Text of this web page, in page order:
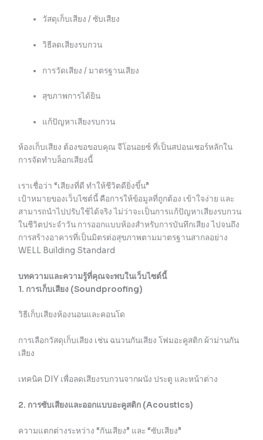
วัสดุเก็บเสียง / ซับเสียง
วิธีลดเสียงรบกวน
การวัดเสียง / มาตรฐานเสียง
สุขภาพการได้ยิน
แก้ปัญหาเสียงรบกวน
ห้องเก็บเสียง ต้องขอขอบคุณ จีโอนอยซ์ ที่เป็นสปอนเซอร์หลักใน
การจัดทำบล็อกเสียงนี้
เราเชื่อว่า “เสียงที่ดี ทำให้ชีวิตดียิ่งขึ้น”
เป้าหมายของเว็บไซต์นี้ คือการให้ข้อมูลที่ถูกต้อง เข้าใจง่าย และ
สามารถนำไปปรับใช้ได้จริง ไม่ว่าจะเป็นการแก้ปัญหาเสียงรบกวน
ในชีวิตประจำวัน การออกแบบห้องสำหรับการบันทึกเสียง ไปจนถึง
การสร้างอาคารที่เป็นมิตรต่อสุขภาพตามมาตรฐานสากลอย่าง
WELL Building Standard
บทความและความรู้ที่คุณจะพบในเว็บไซต์นี้
1. การเก็บเสียง (Soundproofing)
วิธีเก็บเสียงห้องนอนและคอนโด
การเลือกวัสดุเก็บเสียง เช่น ฉนวนกันเสียง โฟมอะคูสติก ผ้าม่านกัน
เสียง
เทคนิค DIY เพื่อลดเสียงรบกวนจากผนัง ประตู และหน้าต่าง
2. การซับเสียงและออกแบบอะคูสติก (Acoustics)
ความแตกต่างระหว่าง “กันเสียง” และ “ซับเสียง”